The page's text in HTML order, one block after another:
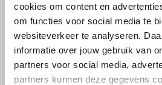
cookies om content en
om functies voor social media te
websiteverkeer te analyseren.
informatie over jouw gebruik van
partners voor social media,
partners kunnen deze gegevens
S L
Select a size